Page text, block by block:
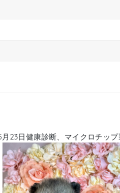
23日健康診断、マイクロチップ